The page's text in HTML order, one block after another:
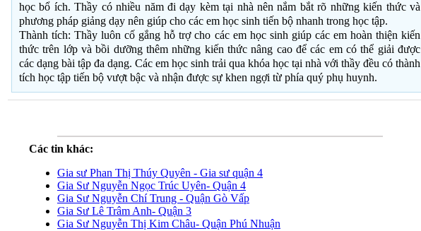
học bổ ích. Thầy có nhiều năm đi dạy kèm tại nhà nên nắm bắt rõ những kiến thức và
phương pháp giảng dạy nên giúp cho các em học sinh tiến bộ nhanh trong học tập.
Thành tích: Thầy luôn cố gắng hỗ trợ cho các em học sinh giúp các em hoàn thiện kiến
thức trên lớp và bồi dưỡng thêm những kiến thức nâng cao để các em có thể giải được
các dạng bài tập đa dạng. Các em học sinh trải qua khóa học tại nhà với thầy đều có thành
tích học tập tiến bộ vượt bậc và nhận được sự khen ngợi từ phía quý phụ huynh.
Các tin khác:
Gia sư Phan Thị Thúy Quyên - Gia sư quận 4
Gia Sư Nguyễn Ngọc Trúc Uyên- Quận 4
Gia Sư Nguyễn Chí Trung - Quận Gò Vấp
Gia Sư Lê Trâm Anh- Quận 3
Gia Sư Nguyễn Thị Kim Châu- Quận Phú Nhuận